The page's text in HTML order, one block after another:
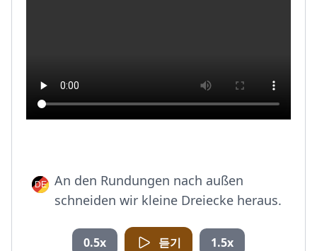
An den Rundungen nach außen
schneiden wir kleine Dreiecke heraus.
0.5x 듣기 1.5x